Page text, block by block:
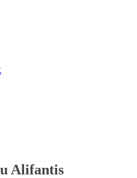
Alifantis